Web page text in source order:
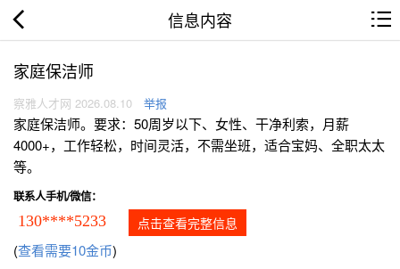
信息内容
家庭保洁师
察雅人才网 2026.08.10 举报
家庭保洁师。要求：50周岁以下、女性、干净利索，月薪
4000+，工作轻松，时间灵活，不需坐班，适合宝妈、全职太太
等。
联系人手机/微信：
130****5233 点击查看完整信息
(查看需要10金币)